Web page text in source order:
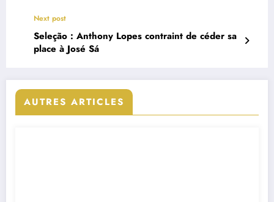
Next post
Seleção : Anthony Lopes contraint de céder sa
place à José Sá
AUTRES ARTICLES